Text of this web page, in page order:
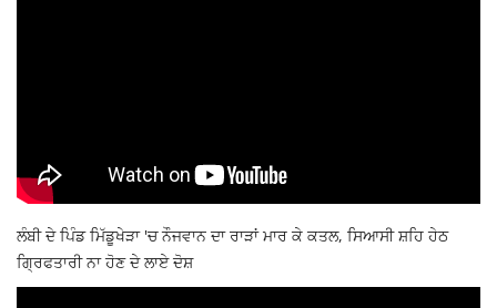
ਲੰਬੀ ਦੇ ਪਿੰਡ ਮਿੱਡੂਖੇੜਾ 'ਚ ਨੌਜਵਾਨ ਦਾ ਰਾੜਾਂ ਮਾਰ ਕੇ ਕਤਲ, ਸਿਆਸੀ ਸ਼ਹਿ ਹੇਠ
ਗ੍ਰਿਫਤਾਰੀ ਨਾ ਹੋਣ ਦੇ ਲਾਏ ਦੋਸ਼